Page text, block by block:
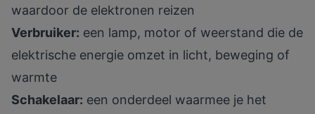
waardoor de elektronen reizen
Verbruiker: een lamp, motor of weerstand die de
elektrische energie omzet in licht, beweging of
warmte
Schakelaar: een onderdeel waarmee je het